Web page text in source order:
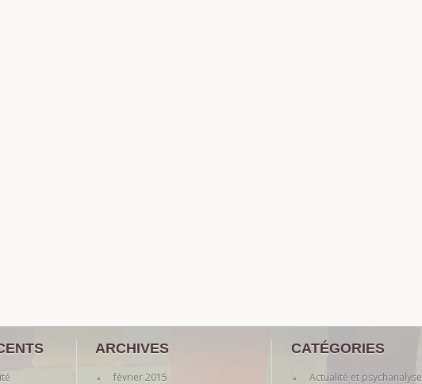
ARCHIVES
février 2015
CATÉGORIES
Actualité et psychanalyse